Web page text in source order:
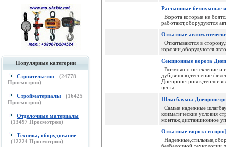
Популярные категории
Строительство (24778
Просмотров)
Стройматериалы (16425
Просмотров)
Отделочные материалы
(13497 Просмотров)
Техника, оборудование
(12224 Просмотров)
Распашные безшумные и
Ворота которые не
работают,оборудуются
Откатные
Откатываются в
корозии,оборудуются
Секционные ворота
Возможно остекление и
дуб,вишню,теснение
цены
Шлагбаумы
Самые надежные
климатические условия
монтаж,дистанционное
Откатные ворота из